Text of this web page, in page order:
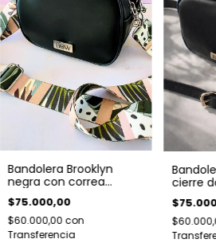
Bandolera Brooklyn
negra con correa
regulable rosa y verde.
Herrajes plateados.
$75.000,00
$60.000,00 con
Transferencia
cierre